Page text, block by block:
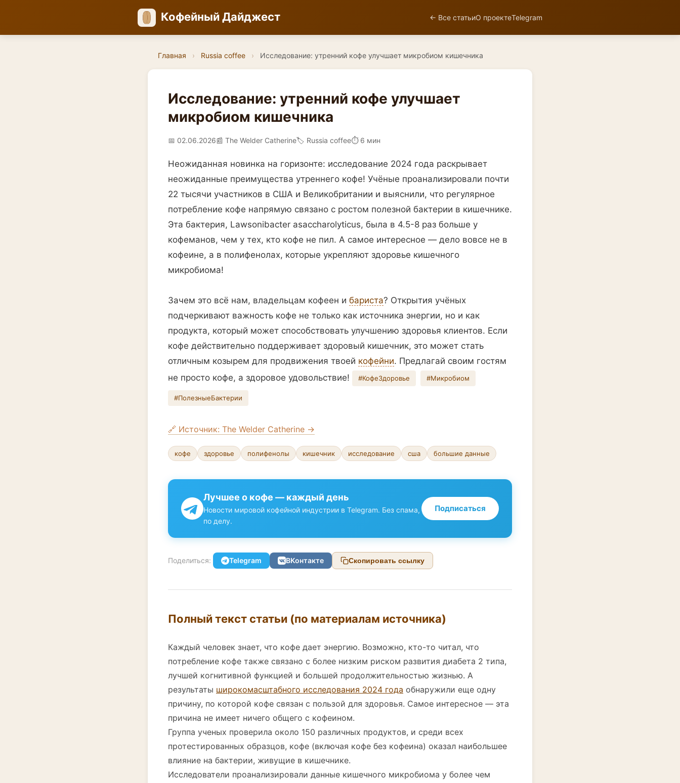
Кофейный Дайджест ← Все статьиО проектеTelegram
Главная › Russia coffee › Исследование: утренний кофе улучшает микробиом кишечника
Исследование: утренний кофе улучшает
микробиом кишечника
📅 02.06.2026📰 The Welder Catherine🏷️ Russia coffee⏱ 6 мин
Неожиданная новинка на горизонте: исследование 2024 года раскрывает
неожиданные преимущества утреннего кофе! Учёные проанализировали почти
22 тысячи участников в США и Великобритании и выяснили, что регулярное
потребление кофе напрямую связано с ростом полезной бактерии в кишечнике.
Эта бактерия, Lawsonibacter asaccharolyticus, была в 4.5-8 раз больше у
кофеманов, чем у тех, кто кофе не пил. А самое интересное — дело вовсе не в
кофеине, а в полифенолах, которые укрепляют здоровье кишечного
микробиома!
Зачем это всё нам, владельцам кофеен и бариста? Открытия учёных
подчеркивают важность кофе не только как источника энергии, но и как
продукта, который может способствовать улучшению здоровья клиентов. Если
кофе действительно поддерживает здоровый кишечник, это может стать
отличным козырем для продвижения твоей кофейни. Предлагай своим гостям
не просто кофе, а здоровое удовольствие!
#КофеЗдоровье #Микробиом
#ПолезныеБактерии
🔗 Источник: The Welder Catherine →
кофе здоровье полифенолы кишечник исследование сша большие данные
Лучшее о кофе — каждый день
Новости мировой кофейной индустрии в Telegram. Без спама,
по делу.
Подписаться
Поделиться: Telegram ВКонтакте Скопировать ссылку
Полный текст статьи (по материалам источника)
Каждый человек знает, что кофе дает энергию. Возможно, кто-то читал, что
потребление кофе также связано с более низким риском развития диабета 2 типа,
лучшей когнитивной функцией и большей продолжительностью жизнью. А
результаты широкомасштабного исследования 2024 года обнаружили еще одну
причину, по которой кофе связан с пользой для здоровья. Самое интересное — эта
причина не имеет ничего общего с кофеином.
Группа ученых проверила около 150 различных продуктов, и среди всех
протестированных образцов, кофе (включая кофе без кофеина) оказал наибольшее
влияние на бактерии, живущие в кишечнике.
Исследователи проанализировали данные кишечного микробиома у более чем